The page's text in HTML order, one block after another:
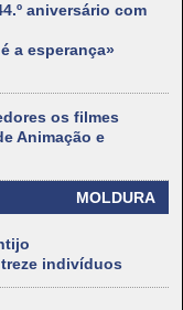
aniversário com
a esperança»
os filmes
Animação e
MOLDURA
indivíduos